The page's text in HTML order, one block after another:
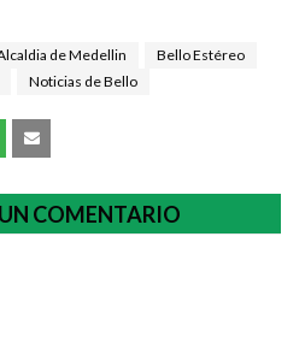
de Medellin
Bello Estéreo
Noticias de Bello
COMENTARIO